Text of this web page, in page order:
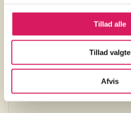
Tillad alle
Tillad valgte
Afvis
Anmeldelser (4)
Bibliotekernes
d. 3. nov. 1997